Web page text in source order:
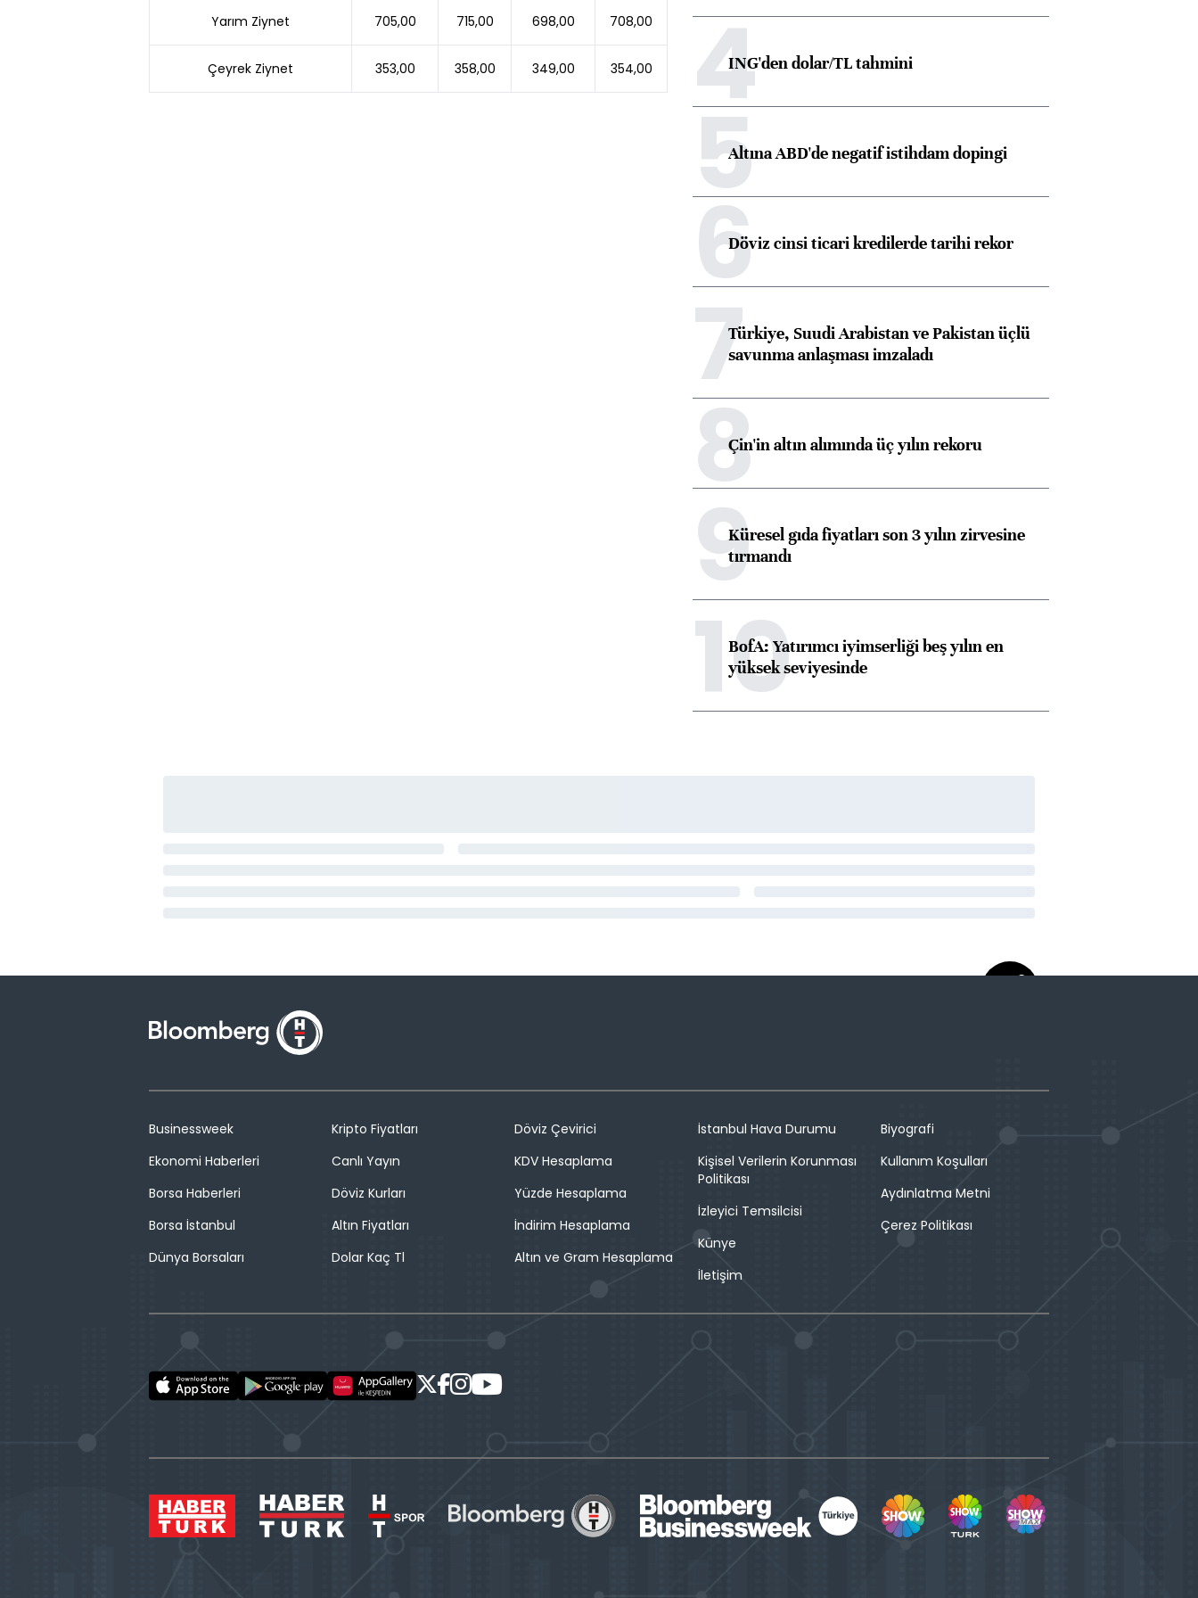
Yarım Ziynet 705,00 715,00 698,00 708,00
Çeyrek Ziynet 353,00 358,00 349,00 354,00 4ING'den dolar/TL tahmini
5Altına ABD'de negatif istihdam dopingi
6Döviz cinsi ticari kredilerde tarihi rekor
7Türkiye, Suudi Arabistan ve Pakistan üçlü
savunma anlaşması imzaladı
8Çin'in altın alımında üç yılın rekoru
9Küresel gıda fiyatları son 3 yılın zirvesine
tırmandı
10
BofA: Yatırımcı iyimserliği beş yılın en
yüksek seviyesinde
Businessweek
Ekonomi Haberleri
Borsa Haberleri
Borsa İstanbul
Dünya Borsaları
Kripto Fiyatları
Canlı Yayın
Döviz Kurları
Altın Fiyatları
Dolar Kaç Tl
Döviz Çevirici
KDV Hesaplama
Yüzde Hesaplama
İndirim Hesaplama
Altın ve Gram Hesaplama
İstanbul Hava Durumu
Kişisel Verilerin Korunması
Politikası
İzleyici Temsilcisi
Künye
İletişim
Biyografi
Kullanım Koşulları
Aydınlatma Metni
Çerez Politikası